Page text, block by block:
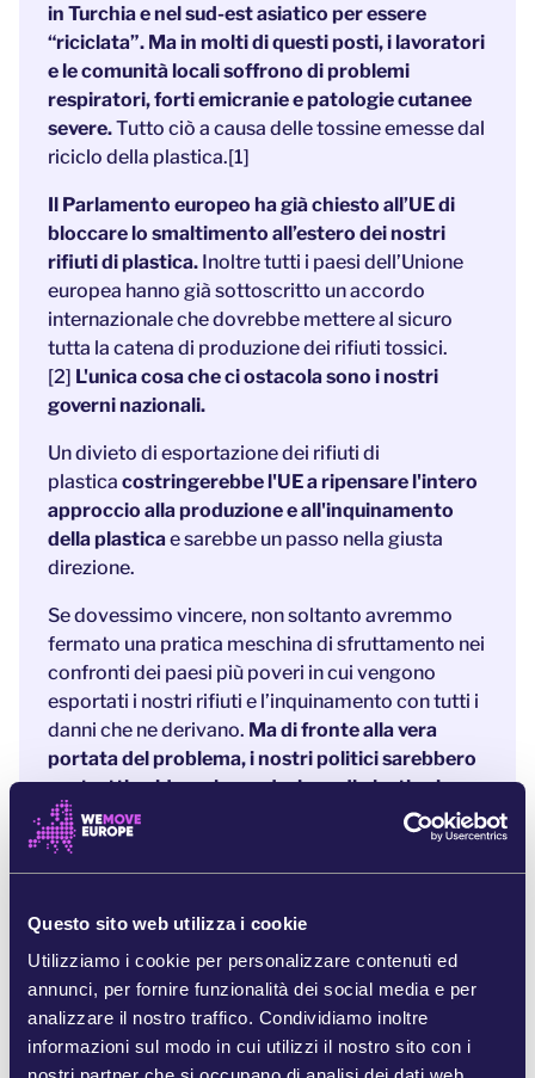
Questo sito web utilizza i cookie
Utilizziamo i cookie per personalizzare contenuti ed
annunci, per fornire funzionalità dei social media e per
analizzare il nostro traffico. Condividiamo inoltre
informazioni sul modo in cui utilizzi il nostro sito con i
in Turchia e nel sud-est asiatico per essere
“riciclata”. Ma in molti di questi posti, i lavoratori
e le comunità locali soffrono di problemi
respiratori, forti emicranie e patologie cutanee
severe.Tutto ciò a causa delle tossine emesse dal
riciclo della plastica.[1]
Il Parlamento europeo ha già chiesto all’UE di
bloccare lo smaltimento all’estero dei nostri
rifiuti di plastica. Inoltre tutti i paesi dell’Unione
europea hanno già sottoscritto un accordo
internazionale che dovrebbe mettere al sicuro
tutta la catena di produzione dei rifiuti tossici.
[2] L'unica cosa che ci ostacola sono i nostri
governi nazionali.
Un divieto di esportazione dei rifiuti di
plastica costringerebbe l'UE a ripensare l'intero
approccio alla produzione e all'inquinamento
della plasticae sarebbe un passo nella giusta
direzione.
Se dovessimo vincere, non soltanto avremmo
fermato una pratica meschina di sfruttamento nei
confronti dei paesi più poveri in cui vengono
esportati i nostri rifiuti e l’inquinamento con tutti i
danni che ne derivano. Ma di fronte alla vera
portata del problema, i nostri politici sarebbero
costretti a ridurre la produzione di plastica in
generale, definendo nuovi sistemi ecologici di
riutilizzo e conservazione sostenibili.
Riferimenti:
L’esposizione alle tossine derivanti dal riciclo della plas
tica aumenta il rischio di tumori, conseguenze neurologic
he e danni al nostro sistema riproduttivo. Gli studi dimost
rano che tali tossine penetrano anche nella catena alime
ntare, specie nelle aree dove avviene il riciclo, la combust
ione o l’accumulo della plastica. Test ripetuti condotti su t